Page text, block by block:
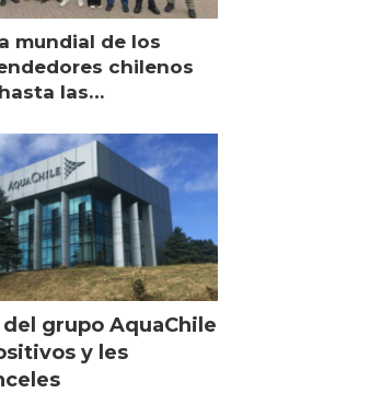
mundial de los
chilenos
las
grupo AquaChile
y les